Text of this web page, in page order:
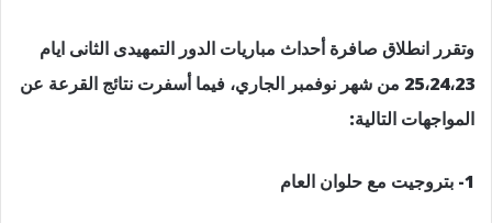
وتقرر انطلاق صافرة أحداث مباريات الدور التمهيدى الثانى ايام
25،24،23 من شهر نوفمبر الجاري، فيما أسفرت نتائج القرعة عن
المواجهات التالية:
1- بتروجيت مع حلوان العام